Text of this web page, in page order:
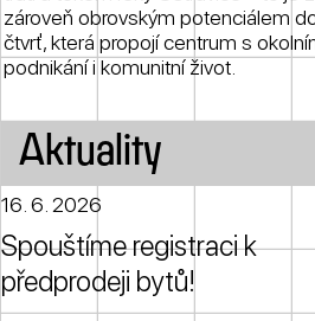
zároveň obrovským potenciálem
čtvrť, která propojí centrum s
podnikání i komunitní život.
Aktuality
16. 6. 2026
Spouštíme registraci k
předprodeji bytů!